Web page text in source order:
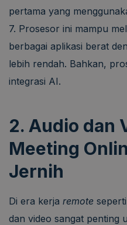
pertama yang
7. Prosesor ini mampu
berbagai aplikasi berat
lebih rendah. Bahkan,
integrasi AI.
2. Audio dan
Meeting
Jernih
Di era kerja remote
dan video sangat penting